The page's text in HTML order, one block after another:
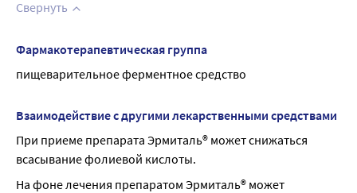
Свернуть
Фармакотерапевтическая группа
пищеварительное ферментное средство
Взаимодействие с другими лекарственными средствами
При приеме препарата Эрмиталь® может снижаться
всасывание фолиевой кислоты.
На фоне лечения препаратом Эрмиталь® может